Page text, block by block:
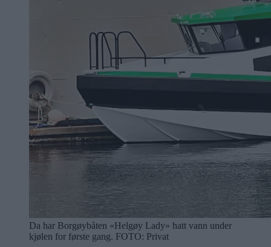
Da har Borgøybåten «Helgøy Lady» hatt vann under
kjølen for første gang. FOTO: Privat